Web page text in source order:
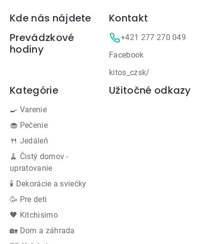
Zápätie
Kde nás nájdete
Prevádzkové
hodiny
Kontakt
+421 277 270 049
Facebook
kitos_czsk/
Kategórie
🍳 Varenie
🧁 Pečenie
🍴 Jedáleň
🧹 Čistý domov -
upratovanie
🕯 Dekorácie a sviečky
🥳 Pre deti
🖤 Kitchisimo
🏡 Dom a záhrada
Užitočné odkazy